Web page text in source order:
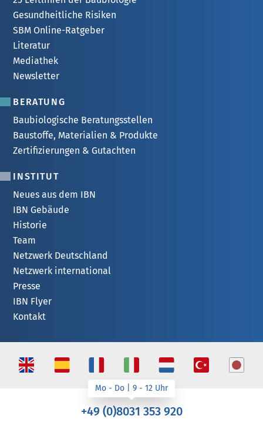
Gesundheitliche Risiken
SBM Online-Ratgeber
Literatur
Mediathek
Newsletter
BERATUNG
Baubiologische Beratungsstellen
Baustoffe, Materialien & Produkte
Zertifizierungen & Gutachten
INSTITUT
Neues aus dem IBN
IBN Gebäude
Historie
Team
Netzwerk Deutschland
Netzwerk international
Presse
IBN Flyer
Kontakt
+49 (0)8031 353 920